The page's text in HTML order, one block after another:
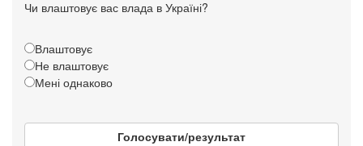
Чи влаштовує вас влада в Україні?
Влаштовує
Не влаштовує
Мені однаково
Голосувати/результат